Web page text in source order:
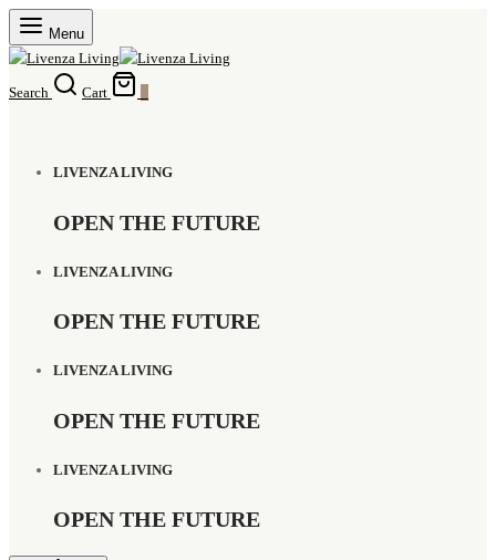
Menu
Search Cart
LIVENZA LIVING
OPEN THE FUTURE
LIVENZA LIVING
OPEN THE FUTURE
LIVENZA LIVING
OPEN THE FUTURE
LIVENZA LIVING
OPEN THE FUTURE